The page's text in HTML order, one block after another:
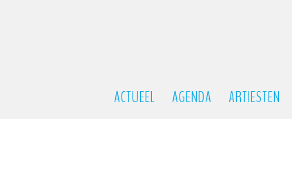
ACTUEEL AGENDA ARTIESTEN